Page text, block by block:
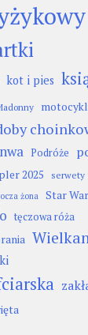
kot i pies
Podróże
2025 serwety
żona Star
tęczowa róża